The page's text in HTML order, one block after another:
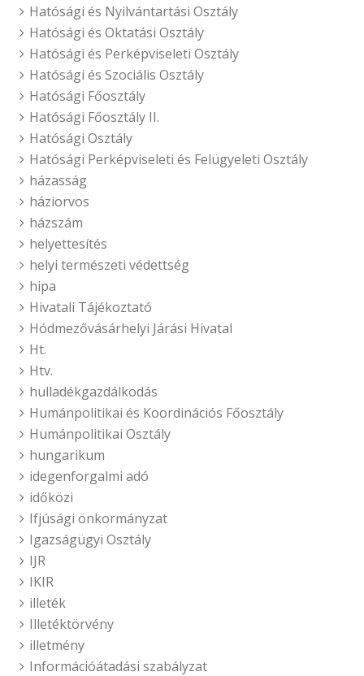
Hatósági és Nyilvántartási Osztály
Hatósági és Oktatási Osztály
Hatósági és Perképviseleti Osztály
Hatósági és Szociális Osztály
Hatósági Főosztály
Hatósági Főosztály II.
Hatósági Osztály
Hatósági Perképviseleti és Felügyeleti Osztály
házasság
háziorvos
házszám
helyettesítés
helyi természeti védettség
hipa
Hivatali Tájékoztató
Hódmezővásárhelyi Járási Hivatal
Ht.
Htv.
hulladékgazdálkodás
Humánpolitikai és Koordinációs Főosztály
Humánpolitikai Osztály
hungarikum
idegenforgalmi adó
időközi
Ifjúsági önkormányzat
Igazságügyi Osztály
IJR
IKIR
illeték
Illetéktörvény
illetmény
Információátadási szabályzat